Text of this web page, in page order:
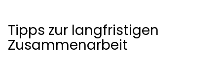
Tipps zur langfristigen
Zusammenarbeit